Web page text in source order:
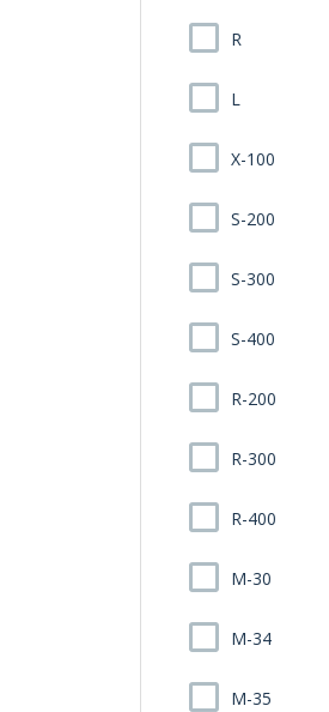
R
L
X-100
S-200
S-300
S-400
R-200
R-300
R-400
M-30
M-34
M-35